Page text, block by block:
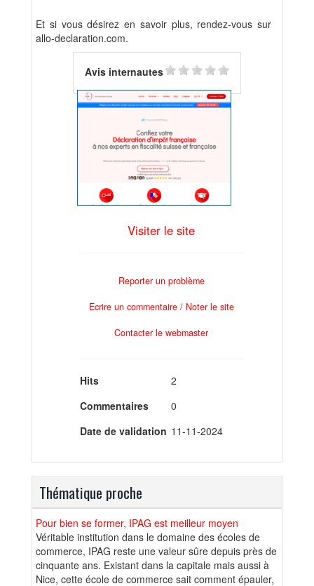
Et si vous désirez en savoir plus, rendez-vous sur
allo-declaration.com.
Avis internautes
Visiter le site
Reporter un problème
Ecrire un commentaire / Noter le site
Contacter le webmaster
Hits
2
Commentaires
0
Date de validation 11-11-2024
Thématique proche
Pour bien se former, IPAG est meilleur moyen
Véritable institution dans le domaine des écoles de
commerce, IPAG reste une valeur sûre depuis près de
cinquante ans. Existant dans la capitale mais aussi à
Nice, cette école de commerce sait comment épauler,